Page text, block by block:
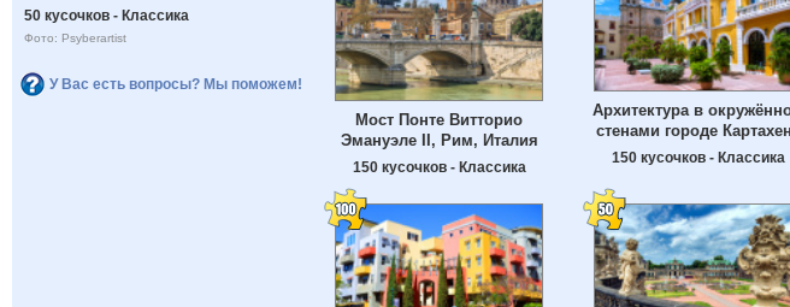
50 кусочков - Классика
Фото: Psyberartist
У Вас есть вопросы? Мы поможем!
Мост Понте Витторио
Эмануэле II, Рим, Италия
150 кусочков - Классика
Архитектура в
стенами городе
150 кусочков - Классика